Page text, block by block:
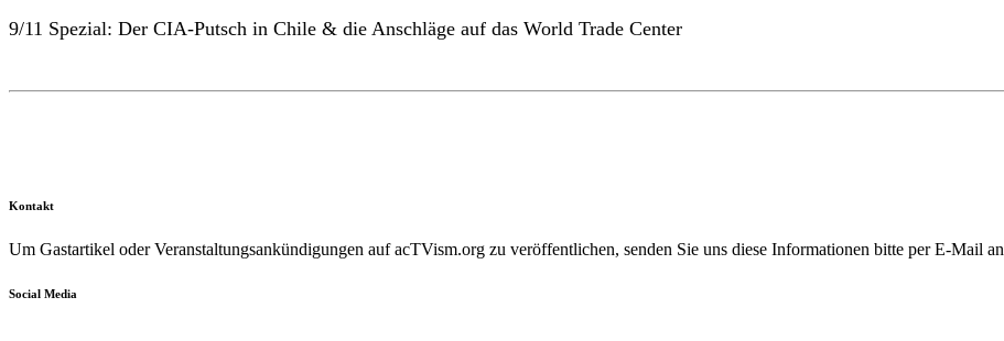
9/11 Spezial: Der CIA-Putsch in Chile & die Anschläge auf das World Trade Center
Kontakt
Um Gastartikel oder Veranstaltungsankündigungen auf acTVism.org zu veröffentlichen, senden Sie uns diese Informationen bitte per E-Mail an
Social Media